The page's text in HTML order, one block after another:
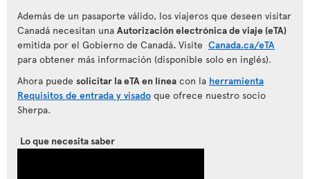
Además de un pasaporte válido, los viajeros que deseen visitar
Canadá necesitan una Autorización electrónica de viaje (eTA)
emitida por el Gobierno de Canadá. Visite Canada.ca/eTA
para obtener más información (disponible solo en inglés).
Ahora puede solicitar la eTA en línea con la herramienta
Requisitos de entrada y visado que ofrece nuestro socio
Sherpa.
Lo que necesita saber